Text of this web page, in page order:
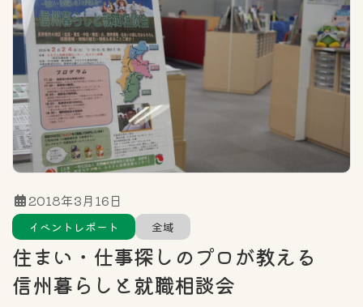
イベントレポート 全域
住まい・仕事探しのプロが教える
信州暮らしと就職相談会
2018年3月16日